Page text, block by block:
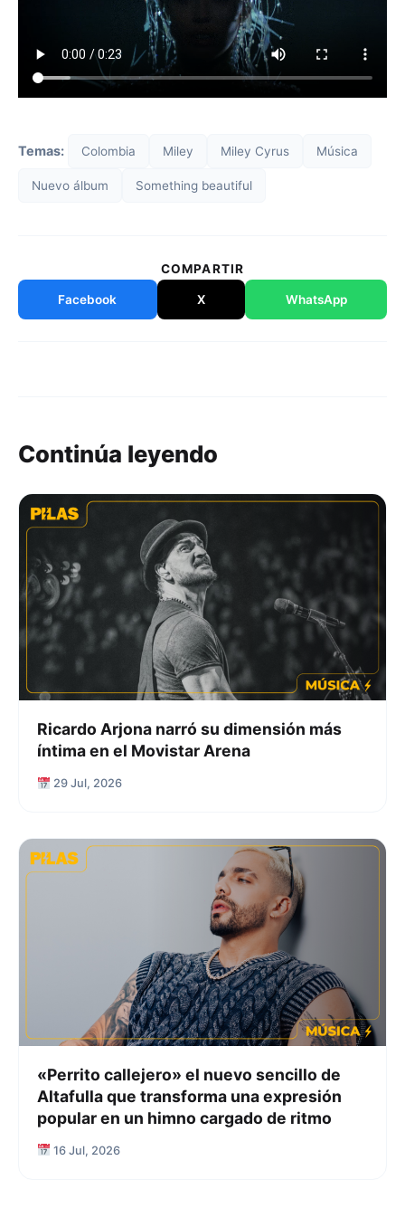
Temas: Colombia Miley Miley Cyrus Música
Nuevo álbum Something beautiful
COMPARTIR
Facebook X WhatsApp
Continúa leyendo
Ricardo Arjona narró su dimensión más
íntima en el Movistar Arena
29 Jul, 2026
«Perrito callejero» el nuevo sencillo de
Altafulla que transforma una expresión
popular en un himno cargado de ritmo
16 Jul, 2026